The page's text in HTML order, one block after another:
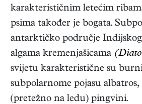
karakterističnim letećim
psima također je bogata.
antarktičko područje
algama kremenjašicama
svijetu karakteristične su
subpolarnome pojasu
(pretežno na ledu) pingvini.